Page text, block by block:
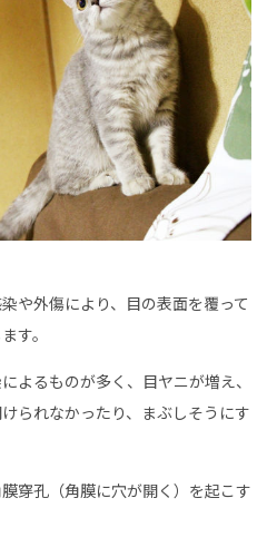
や外傷により、目の表面を覆って
す。
よるものが多く、目ヤニが増え、
られなかったり、まぶしそうにす
穿孔（角膜に穴が開く）を起こす